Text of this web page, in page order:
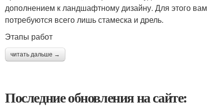
дополнением к ландшафтному дизайну. Для этого вам
потребуются всего лишь стамеска и дрель.
Этапы работ
читать дальше →
Последние обновления на сайте: